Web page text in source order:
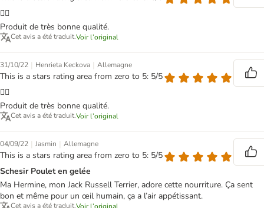
👍🏻
Produit de très bonne qualité.
Cet avis a été traduit.Voir l’original
31/10/22 | Henrieta Keckova | Allemagne
This is a stars rating area from zero to 5: 5/5
👍🏻
Produit de très bonne qualité.
Cet avis a été traduit.Voir l’original
04/09/22 | Jasmin | Allemagne
This is a stars rating area from zero to 5: 5/5
Schesir Poulet en gelée
Ma Hermine, mon Jack Russell Terrier, adore cette nourriture. Ça sent
bon et même pour un œil humain, ça a l’air appétissant.
Cet avis a été traduit.